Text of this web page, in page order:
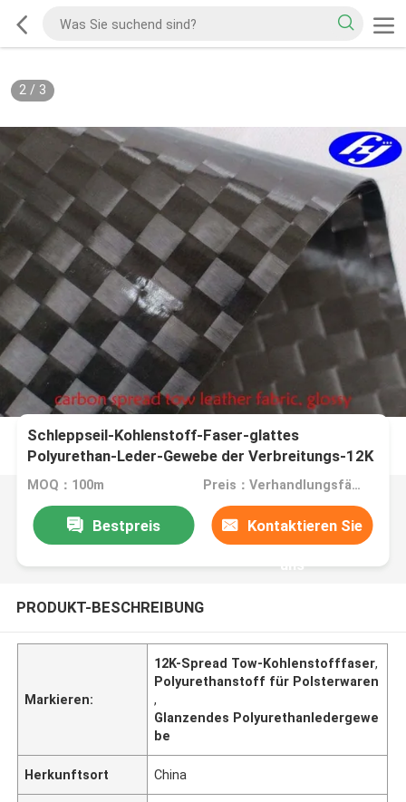
2/ 3
Schleppseil-Kohlenstoff-Faser-glattes
Polyurethan-Leder-Gewebe der Verbreitungs-12K
MOQ：100m Preis：Verhandlungsfähig
Bestpreis Kontaktieren Sie
uns
PRODUKT-BESCHREIBUNG
Markieren:
12K-Spread Tow-Kohlenstofffaser,
Polyurethanstoff für Polsterwaren
,
Glanzendes Polyurethanledergewe
be
Herkunftsort China